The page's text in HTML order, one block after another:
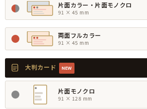
片面カラー・片面モノクロ
91 × 45 mm
両面フルカラー
91 × 45 mm
大判カード NEW
片面モノクロ
91 × 128 mm